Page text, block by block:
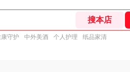
守护 中外美酒 个人护理 纸品家清